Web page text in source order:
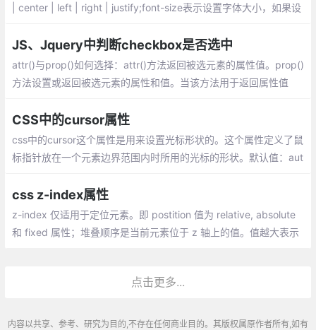
| center | left | right | justify;font-size表示设置字体大小，如果设
JS、Jquery中判断checkbox是否选中
attr()与prop()如何选择：attr()方法返回被选元素的属性值。prop()
方法设置或返回被选元素的属性和值。当该方法用于返回属性值
为匹配元素集合设置一个或多个属性/值对。
CSS中的cursor属性
css中的cursor这个属性是用来设置光标形状的。这个属性定义了鼠
标指针放在一个元素边界范围内时所用的光标的形状。默认值：aut
css z-index属性
z-index 仅适用于定位元素。即 postition 值为 relative, absolute
和 fixed 属性；堆叠顺序是当前元素位于 z 轴上的值。值越大表示
点击更多...
内容以共享、参考、研究为目的,不存在任何商业目的。其版权属原作者所有,如有